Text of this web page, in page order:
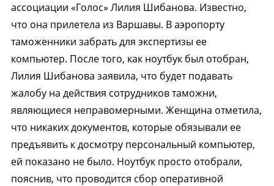
ассоциации «Голос» Лилия Шибанова. Известно,
что она прилетела из Варшавы. В аэропорту
таможенники забрать для экспертизы ее
компьютер. После того, как ноутбук был отобран,
Лилия Шибанова заявила, что будет подавать
жалобу на действия сотрудников таможни,
являющиеся неправомерными. Женщина отметила,
что никаких документов, которые обязывали ее
предъявить к досмотру персональный компьютер,
ей показано не было. Ноутбук просто отобрали,
пояснив, что проводится сбор оперативной